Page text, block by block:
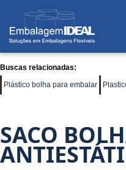
Buscas relacionadas:
Plástico bolha para embalar
SACO